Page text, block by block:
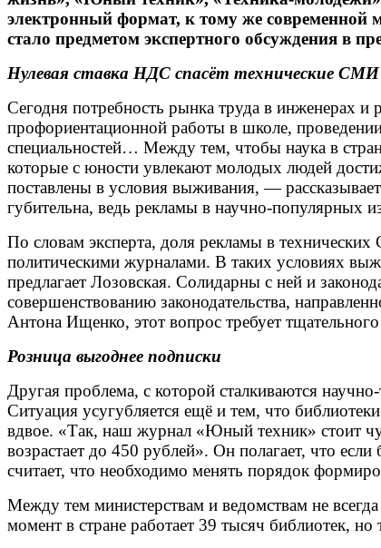
электронный формат, к тому же современной
стало предметом экспертного обсуждения в
Нулевая ставка НДС спасёт технические СМИ
Сегодня потребность рынка труда в инженерах и
профориентационной работы в школе,
специальностей… Между тем, чтобы наука в
которые с юности увлекают молодых людей
поставлены в условия выживания, —
губительна, ведь рекламы в научно-популярных
По словам эксперта, доля рекламы в
политическими журналами. В таких условиях
предлагает Лозовская. Солидарны с ней и
совершенствованию законодательства,
Антона Ищенко, этот вопрос требует
Розница выгоднее подписки
Другая проблема, с которой сталкиваются
Ситуация усугубляется ещё и тем, что
вдвое. «Так, наш журнал «Юный техник» стоит
возрастает до 450 рублей». Он полагает, что
считает, что необходимо менять порядок
Между тем министерствам и ведомствам не
момент в стране работает 39 тысяч библиотек,